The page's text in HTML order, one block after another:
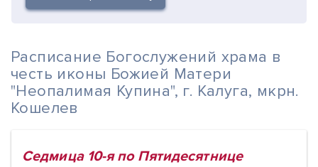
Расписание Богослужений храма в
честь иконы Божией Матери
"Неопалимая Купина", г. Калуга, мкрн.
Кошелев
Седмица 10-я по Пятидесятнице